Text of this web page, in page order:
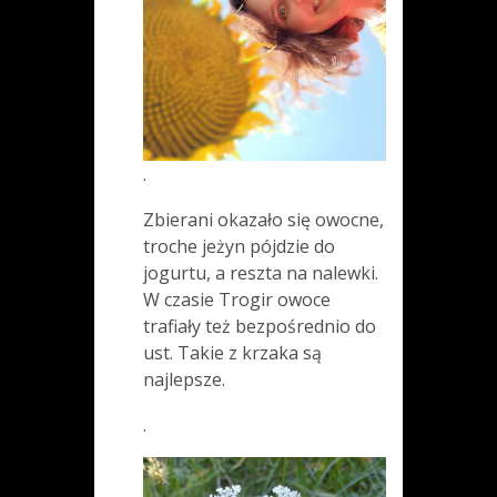
.
Zbierani okazało się owocne,
troche jeżyn pójdzie do
jogurtu, a reszta na nalewki.
W czasie Trogir owoce
trafiały też bezpośrednio do
ust. Takie z krzaka są
najlepsze.
.